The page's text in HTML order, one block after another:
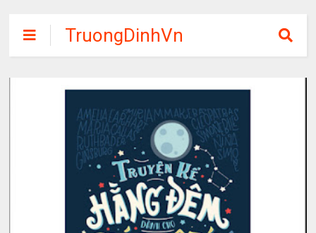
TruongDinhVn
Chia sẽ ebook,
tập miễn phí